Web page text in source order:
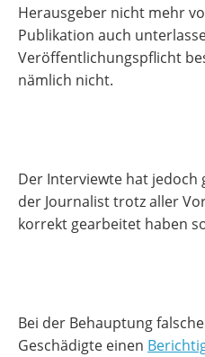
Herausgeber nicht mehr
Publikation auch
Veröffentlichungspflicht
nämlich nicht.
Der Interviewte hat jedoch
der Journalist trotz aller
korrekt gearbeitet haben
Bei der Behauptung
Geschädigte einen